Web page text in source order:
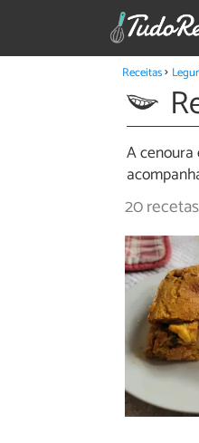
Receitas
A cenoura
20 recetas